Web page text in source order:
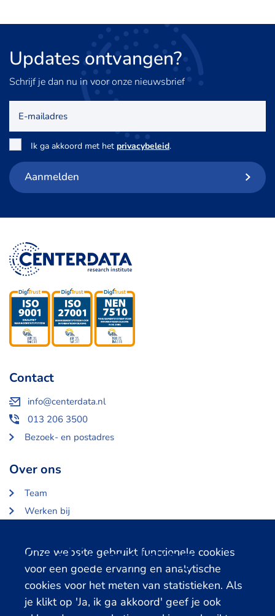
Cookie melding
Onze website gebruikt functionele cookies
voor een goede ervaring en analytische
cookies voor het meten van statistieken. Als
je klikt op 'Ja, ik ga akkoord' geef je ook
Updates ontvangen?
Schrijf je dan nu in voor onze nieuwsbrief
mailadres
Toestemming
Ik ga akkoord met het privacybeleid.
Aanmelden
Contact
info@centerdata.nl
013 206 3500
Bezoek- en postadres
Over ons
Team
Werken bij
Partners en opdrachtgevers
Gerelateerde databanken
LISS Data Archive